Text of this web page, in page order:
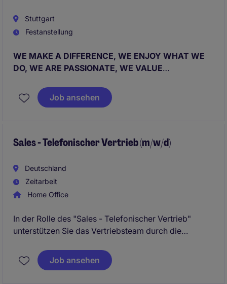
Stuttgart
Festanstellung
WE MAKE A DIFFERENCE, WE ENJOY WHAT WE
DO, WE ARE PASSIONATE, WE VALUE
Job ansehen
Sales - Telefonischer Vertrieb (m/w/d)
Deutschland
Zeitarbeit
Home Office
In der Rolle des "Sales - Telefonischer Vertrieb"
unterstützen Sie das Vertriebsteam durch die
tragen aktiv zur Umsatzsteigerung bei. Ihre Aufgabe
umfasst die Pflege von Kundenbeziehungen und die
Job ansehen